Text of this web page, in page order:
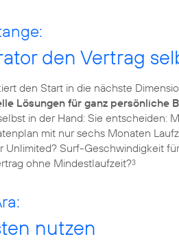
den Vertrag
den Start in die nächste
Lösungen für ganz persönliche
in der Hand: Sie entscheiden:
mit nur sechs Monaten
Unlimited? Surf-Geschwindigkeit
ohne Mindestlaufzeit?3
nutzen